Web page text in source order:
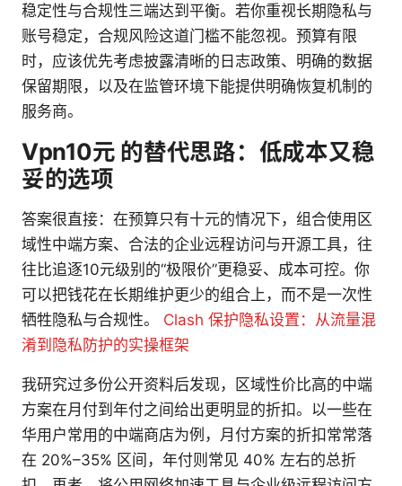
稳定性与合规性三端达到平衡。若你重视长期隐私与
账号稳定，合规风险这道门槛不能忽视。预算有限
时，应该优先考虑披露清晰的日志政策、明确的数据
保留期限，以及在监管环境下能提供明确恢复机制的
服务商。
Vpn10元 的替代思路：低成本又稳
妥的选项
答案很直接：在预算只有十元的情况下，组合使用区
域性中端方案、合法的企业远程访问与开源工具，往
往比追逐10元级别的“极限价”更稳妥、成本可控。你
可以把钱花在长期维护更少的组合上，而不是一次性
牺牲隐私与合规性。 Clash 保护隐私设置：从流量混
淆到隐私防护的实操框架
我研究过多份公开资料后发现，区域性价比高的中端
方案在月付到年付之间给出更明显的折扣。以一些在
华用户常用的中端商店为例，月付方案的折扣常常落
在 20%–35% 区间，年付则常见 40% 左右的总折